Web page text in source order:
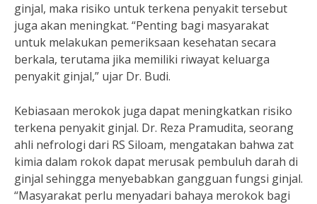
ginjal, maka risiko untuk terkena penyakit tersebut
juga akan meningkat. “Penting bagi masyarakat
untuk melakukan pemeriksaan kesehatan secara
berkala, terutama jika memiliki riwayat keluarga
penyakit ginjal,” ujar Dr. Budi.
Kebiasaan merokok juga dapat meningkatkan risiko
terkena penyakit ginjal. Dr. Reza Pramudita, seorang
ahli nefrologi dari RS Siloam, mengatakan bahwa zat
kimia dalam rokok dapat merusak pembuluh darah di
ginjal sehingga menyebabkan gangguan fungsi ginjal.
“Masyarakat perlu menyadari bahaya merokok bagi